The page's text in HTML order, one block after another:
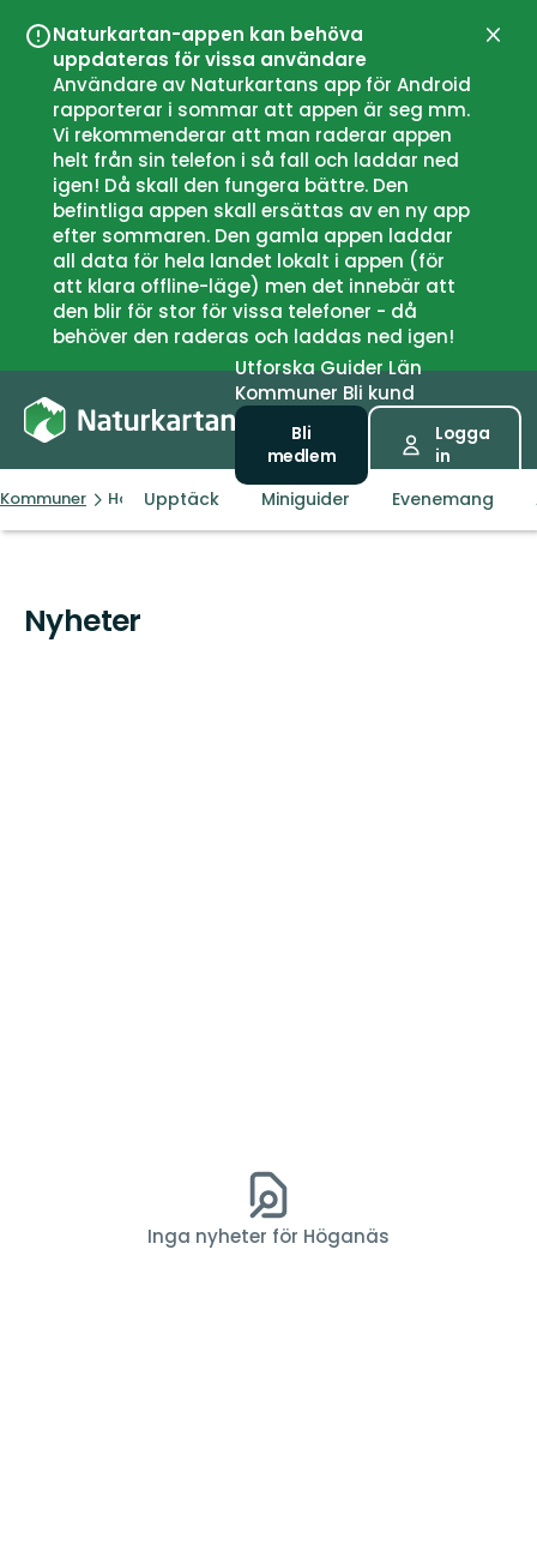
Naturkartan-appen kan behöva
uppdateras för vissa användare
Användare av Naturkartans app för Android
rapporterar i sommar att appen är seg mm.
Vi rekommenderar att man raderar appen
helt från sin telefon i så fall och laddar ned
igen! Då skall den fungera bättre. Den
befintliga appen skall ersättas av en ny app
efter sommaren. Den gamla appen laddar
all data för hela landet lokalt i appen (för
att klara offline-läge) men det innebär att
den blir för stor för vissa telefoner - då
behöver den raderas och laddas ned igen!
UtforskaGuiderLän
Kommuner Bli kund
Bli
medlem
Logga
in
Kommuner HöganäsUpptäck Miniguider Evenemang
Nyheter
Inga nyheter för Höganäs